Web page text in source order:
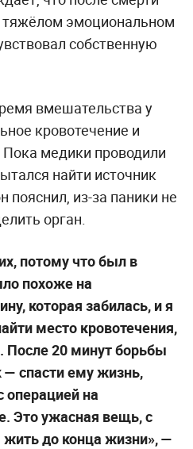
тяжёлом эмоциональном
собственную
вмешательства у
кровотечение и
медики проводили
найти источник
пояснил, из-за паники не
орган.
потому что был в
похоже на
которая забилась, и я
место кровотечения,
После 20 минут борьбы
спасти ему жизнь,
операцией на
Это ужасная вещь, с
жить до конца жизни», —